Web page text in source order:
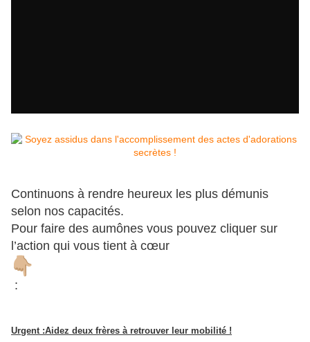
Continuons à rendre heureux les plus démunis
selon nos capacités.
Pour faire des aumônes vous pouvez cliquer sur
l’action qui vous tient à cœur
:
Urgent :Aidez deux frères à retrouver leur mobilité !